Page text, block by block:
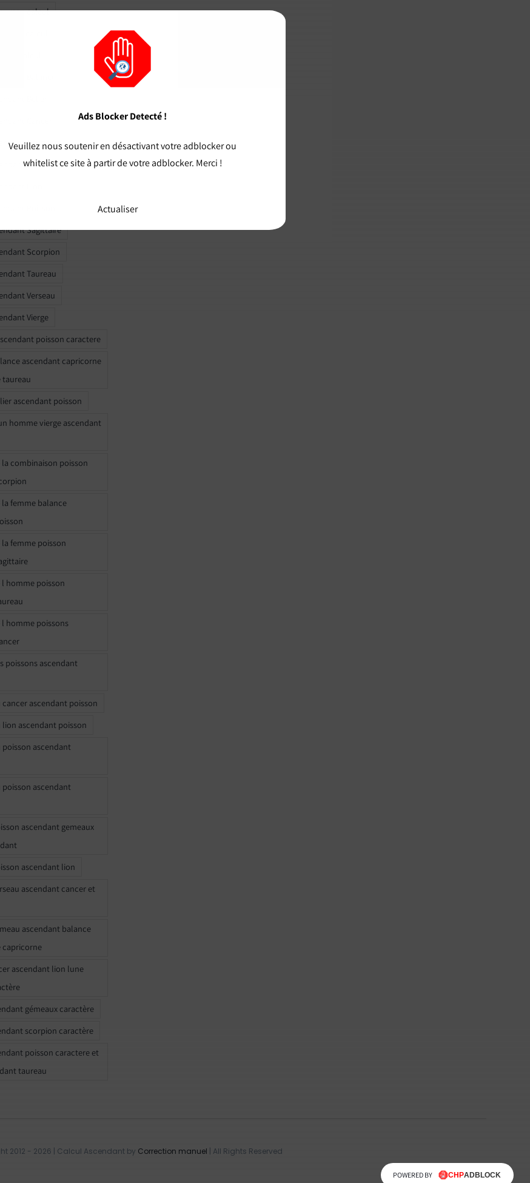
calcul
calcul
calcul
Balance
Bélier
Cancer
Capricorne
Gémeaux
Lion
Poissons
Sagittaire
Scorpion
Taureau
Verseau
Vierge
poisson caractere
ascendant capricorne
taureau
ascendant poisson
homme vierge ascendant
combinaison poisson
femme balance
femme poisson
homme poisson
homme poissons
poissons ascendant
ascendant poisson
ascendant poisson
ascendant
ascendant
ascendant gemeaux
ascendant lion
ascendant cancer et
ascendant balance
capricorne
ascendant lion lune
gémeaux caractère
scorpion caractère
poisson caractere et
taureau
2012 - 2026 | Calcul Ascendant by Correction manuel | All Rights Reserved
Ads Blocker Detecté !
Veuillez nous soutenir en désactivant votre adblocker ou
whitelist ce site à partir de votre adblocker. Merci !
Actualiser
POWERED BY